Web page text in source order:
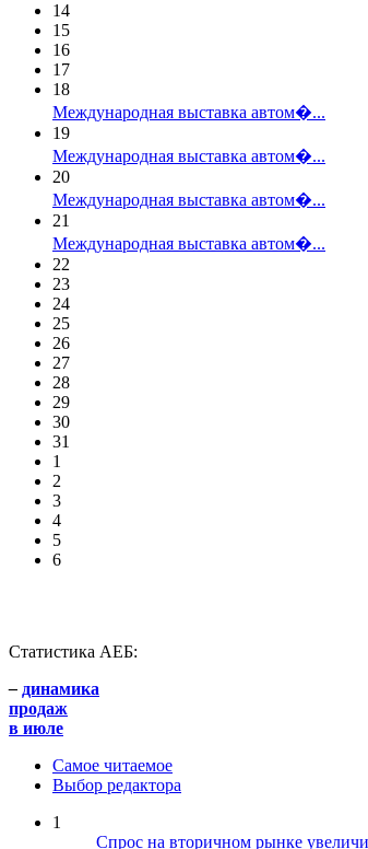
14
15
16
17
18
Международная выставка автом�...
19
Международная выставка автом�...
20
Международная выставка автом�...
21
Международная выставка автом�...
22
23
24
25
26
27
28
29
30
31
1
2
3
4
5
6
Статистика АЕБ:
– динамика
продаж
в июле
Самое читаемое
Выбор редактора
1
Спрос на вторичном рынке